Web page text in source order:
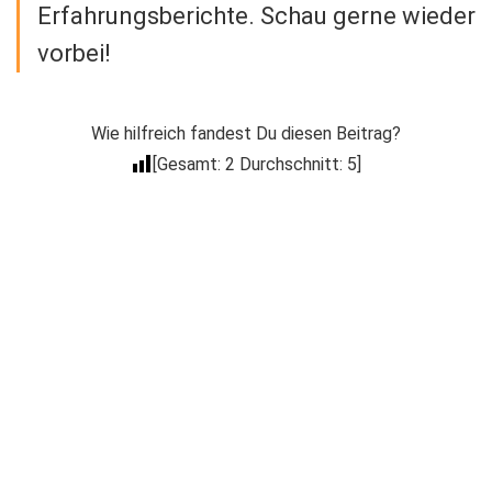
Erfahrungsberichte. Schau gerne wieder
vorbei!
Wie hilfreich fandest Du diesen Beitrag?
[Gesamt: 2 Durchschnitt: 5]